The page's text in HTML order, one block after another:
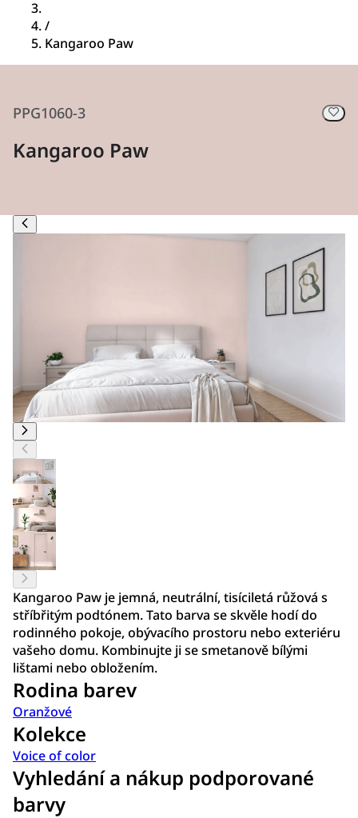
/
Kangaroo Paw
PPG1060-3
Kangaroo Paw
Kangaroo Paw je jemná, neutrální, tisíciletá růžová s
stříbřitým podtónem. Tato barva se skvěle hodí do
rodinného pokoje, obývacího prostoru nebo exteriéru
vašeho domu. Kombinujte ji se smetanově bílými
lištami nebo obložením.
Rodina barev
Oranžové
Kolekce
Voice of color
Vyhledání a nákup podporované
barvy